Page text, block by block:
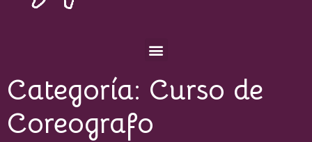
Categoría: Curso de
Coreografo